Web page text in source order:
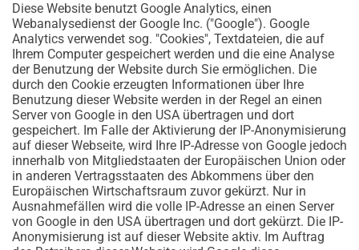
Diese Website benutzt Google Analytics, einen
Webanalysedienst der Google Inc. ("Google"). Google
Analytics verwendet sog. "Cookies", Textdateien, die auf
Ihrem Computer gespeichert werden und die eine Analyse
der Benutzung der Website durch Sie ermöglichen. Die
durch den Cookie erzeugten Informationen über Ihre
Benutzung dieser Website werden in der Regel an einen
Server von Google in den USA übertragen und dort
gespeichert. Im Falle der Aktivierung der IP-Anonymisierung
auf dieser Webseite, wird Ihre IP-Adresse von Google jedoch
innerhalb von Mitgliedstaaten der Europäischen Union oder
in anderen Vertragsstaaten des Abkommens über den
Europäischen Wirtschaftsraum zuvor gekürzt. Nur in
Ausnahmefällen wird die volle IP-Adresse an einen Server
von Google in den USA übertragen und dort gekürzt. Die IP-
Anonymisierung ist auf dieser Website aktiv. Im Auftrag